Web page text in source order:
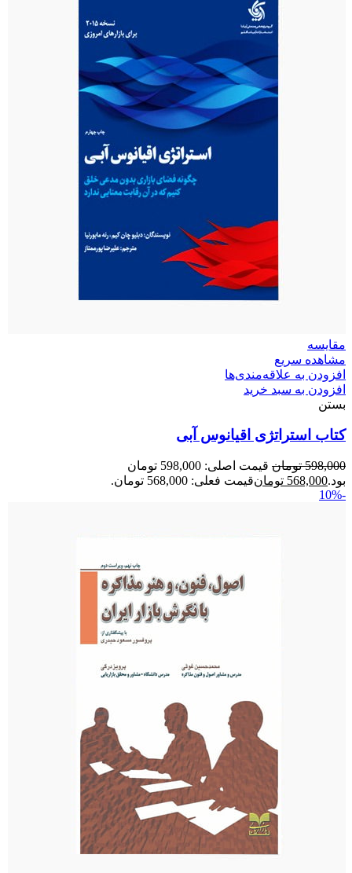
مقایسه
مشاهده سریع
افزودن به علاقه‌مندی‌ها
افزودن به سبد خرید
بستن
کتاب استراتژی اقیانوس آبی
598,000 تومان
قیمت اصلی: 598,000 تومان
بود.568,000 تومانقیمت فعلی: 568,000 تومان.
-10%